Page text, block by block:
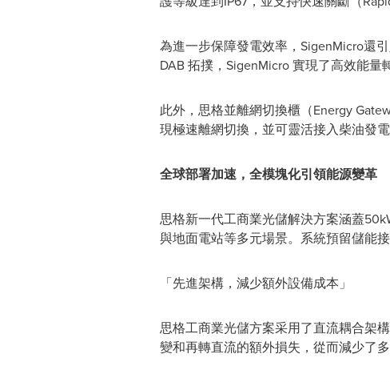
為進一步保障發電效率，SigenMicro還
DAB 拓撲，SigenMicro 實現了高效能量
此外，思格並離網切換櫃（Energy
現極速離網切換，並可靈活接入柴油發
全球部署加速，全模塊化引領能源變革
思格新一代工商業光儲解決方案涵蓋
與地面電站等多元場景。系統預留儲能
「先進架構，減少額外設備成本」
思格工商業光儲方案采用了直流耦合架
變和再轉直流的額外損失，從而減少了